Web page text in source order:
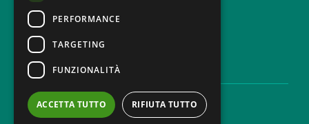
Work with us
PERFORMANCE
TARGETING
FUNZIONALITÀ
ACCETTA TUTTO RIFIUTA TUTTO